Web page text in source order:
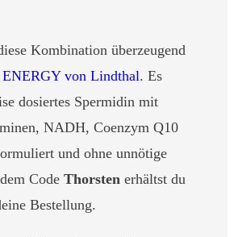
Kombination überzeugend
von Lindthal. Es
dosiertes Spermidin mit
NADH, Coenzym Q10
und ohne unnötige
Code Thorsten erhältst du
Bestellung.